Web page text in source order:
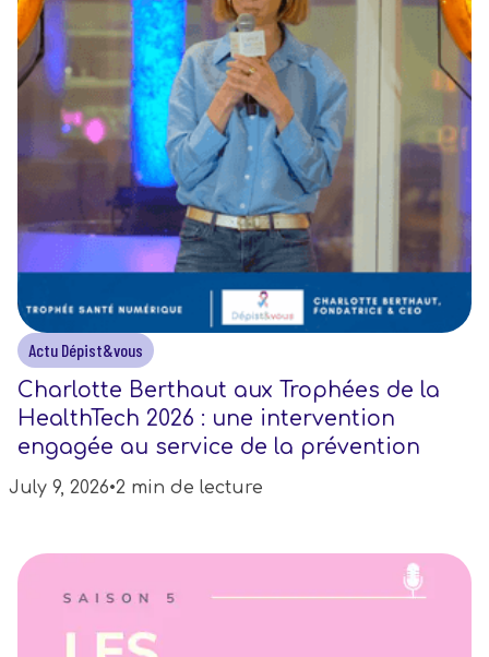
Actu Dépist&vous
Charlotte Berthaut aux Trophées de la
HealthTech 2026 : une intervention
engagée au service de la prévention
July 9, 2026•2 min de lecture